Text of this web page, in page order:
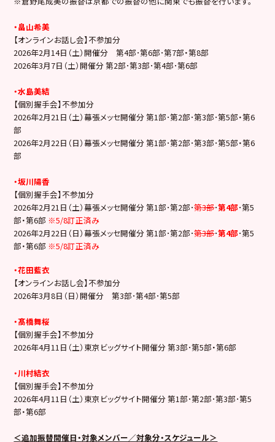
・畠山希美
【オンラインお話し会】不参加分
2026年2月14日（土）開催分 第4部･第6部･第7部・第8部
2026年3月7日（土）開催分 第2部･第3部･第4部･第6部
・水島美結
【個別握手会】不参加分
2026年2月21日（土）幕張メッセ開催分 第1部･第2部･第3部･第5部・第6
部
2026年2月22日（日）幕張メッセ開催分 第1部･第2部･第3部･第5部・第6
部
・坂川陽香
【個別握手会】不参加分
2026年2月21日（土）幕張メッセ開催分 第1部･第2部･第3部･第4部･第5
部・第6部 ※5/8訂正済み
2026年2月22日（日）幕張メッセ開催分 第1部･第2部･第3部･第4部･第5
部・第6部 ※5/8訂正済み
・花田藍衣
【オンラインお話し会】不参加分
2026年3月8日（日）開催分 第3部･第4部･第5部
・髙橋舞桜
【個別握手会】不参加分
2026年4月11日（土）東京ビッグサイト開催分 第3部･第5部・第6部
・川村結衣
【個別握手会】不参加分
2026年4月11日（土）東京ビッグサイト開催分 第1部･第2部･第3部･第5
部・第6部
＜追加振替開催日・対象メンバー／対象分・スケジュール＞